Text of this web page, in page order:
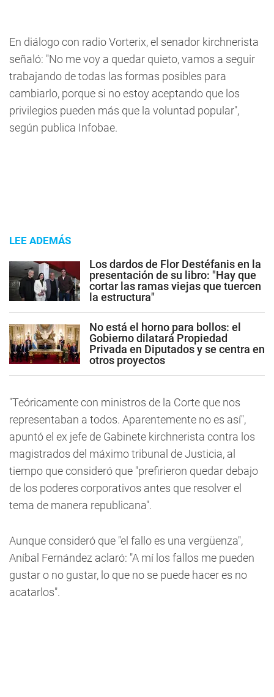
En diálogo con radio Vorterix, el senador kirchnerista
señaló: "No me voy a quedar quieto, vamos a seguir
trabajando de todas las formas posibles para
cambiarlo, porque si no estoy aceptando que los
privilegios pueden más que la voluntad popular",
según publica Infobae.
LEE ADEMÁS
Los dardos de Flor Destéfanis en la
presentación de su libro: "Hay que
cortar las ramas viejas que tuercen
la estructura"
No está el horno para bollos: el
Gobierno dilatará Propiedad
Privada en Diputados y se centra en
otros proyectos
"Teóricamente con ministros de la Corte que nos
representaban a todos. Aparentemente no es así",
apuntó el ex jefe de Gabinete kirchnerista contra los
magistrados del máximo tribunal de Justicia, al
tiempo que consideró que "prefirieron quedar debajo
de los poderes corporativos antes que resolver el
tema de manera republicana".
Aunque consideró que "el fallo es una vergüenza",
Aníbal Fernández aclaró: "A mí los fallos me pueden
gustar o no gustar, lo que no se puede hacer es no
acatarlos".